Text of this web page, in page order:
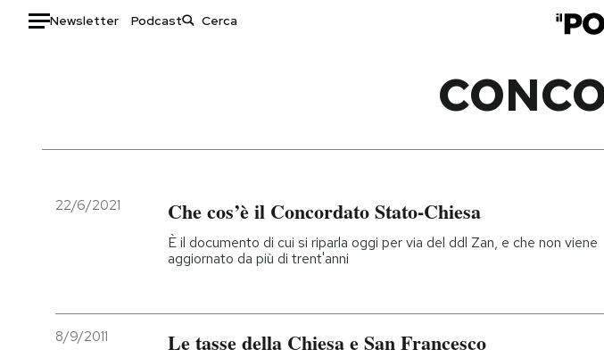
Newsletter Podcast
Italia
Politica
Economia
Moda
Ok Boomer!
22/6/2021 Che cos’è il Concordato Stato-Chiesa
È il documento di cui si riparla oggi per via del ddl Zan, e che non viene
aggiornato da più di trent'anni
8/9/2011 Le tasse della Chiesa e San Francesco